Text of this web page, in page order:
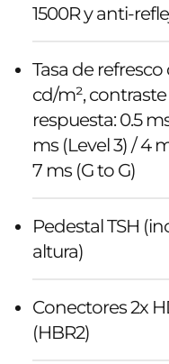
1500R y anti-
Tasa de refresco
cd/m²,
respuesta: 0.5
ms (Level 3) / 4
7 ms (G to G)
Pedestal TSH
altura)
Conectores 2x
(HBR2)